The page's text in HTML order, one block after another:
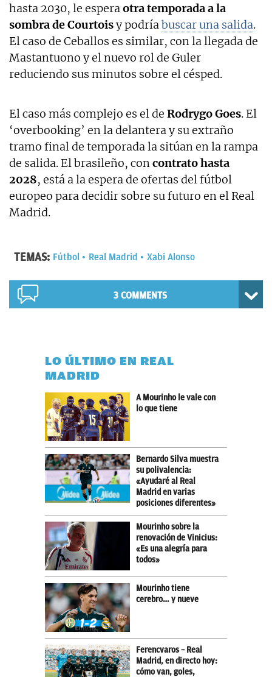
hasta 2030, le esperaotra temporada a la
sombra de Courtoisy podríabuscar una salida.
El caso de Ceballos es similar, con la llegada de
Mastantuono y el nuevo rol de Guler
reduciendo sus minutos sobre el césped.
El caso más complejo es el de Rodrygo Goes. El
‘overbooking’ en la delantera y su extraño
tramo final de temporada la sitúan en la rampa
de salida. El brasileño, concontrato hasta
2028, está a la espera de ofertas del fútbol
europeo para decidir sobre su futuro en el Real
Madrid.
TEMAS: Fútbol Real Madrid Xabi Alonso
3 COMMENTS
LO ÚLTIMO EN REAL
MADRID
A Mourinho le vale con
lo que tiene
Bernardo Silva muestra
su polivalencia:
«Ayudaré al Real
Madrid en varias
posiciones diferentes»
Mourinho sobre la
renovación de Vinicius:
«Es una alegría para
todos»
Mourinho tiene
cerebro… y nueve
Ferencvaros – Real
Madrid, en directo hoy:
cómo van, goles,